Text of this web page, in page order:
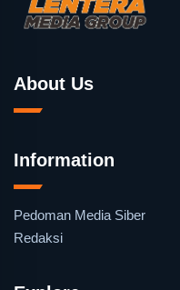
About Us
Information
Pedoman Media Siber
Redaksi